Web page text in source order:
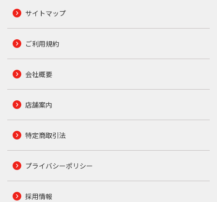
サイトマップ
ご利用規約
会社概要
店舗案内
特定商取引法
プライバシーポリシー
採用情報